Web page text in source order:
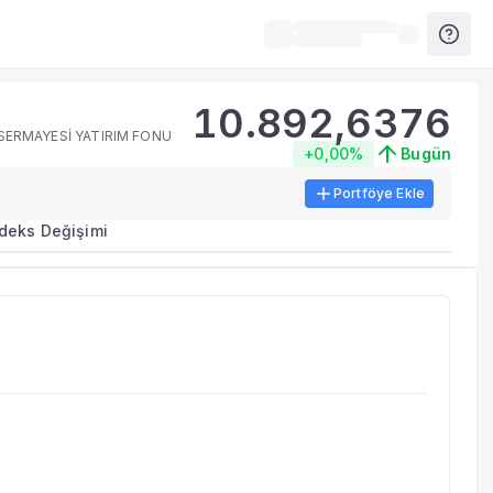
metrikleri listelenir.
benzer fonları inceleyebilirsiniz.
YATIRIM FONU
10.892,6376
+0,00% Bugün
Portföye Ekle
Değişimi